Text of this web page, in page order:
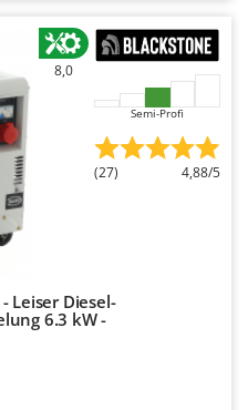
8,0
Semi-Profi
(27) 4,88/5
Leiser Diesel-
6.3 kW -